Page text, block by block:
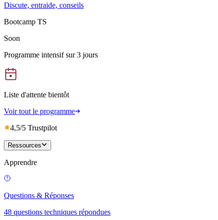
Discute, entraide, conseils
Bootcamp TS
Soon
Programme intensif sur 3 jours
Liste d'attente bientôt
Voir tout le programme
4,5/5 Trustpilot
Ressources
Apprendre
Questions & Réponses
48 questions techniques répondues